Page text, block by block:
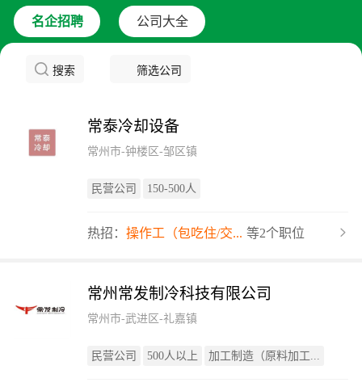
名企招聘 公司大全
搜索 筛选公司
常泰冷却设备
常州市-钟楼区-邹区镇
民营公司 150-500人
热招： 操作工（包吃住/交... 等2个职位
常州常发制冷科技有限公司
常州市-武进区-礼嘉镇
民营公司 500人以上 加工制造（原料加工...